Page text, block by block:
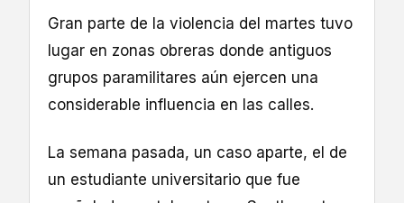
Gran parte de la violencia del martes tuvo
lugar en zonas obreras donde antiguos
grupos paramilitares aún ejercen una
considerable influencia en las calles.
La semana pasada, un caso aparte, el de
un estudiante universitario que fue